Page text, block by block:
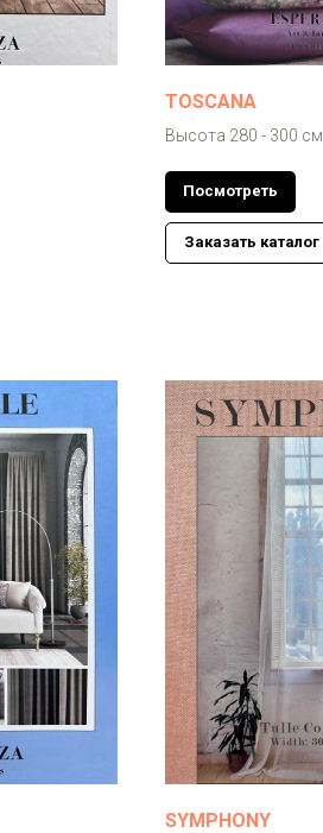
TOSCANA
Высота 280 - 300 см
Посмотреть
Заказать каталог
SYMPHONY